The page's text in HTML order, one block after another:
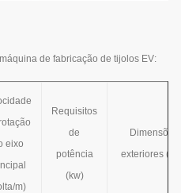
de fabricação de tijolos EV:
eixo
m)
Requisitos
de
potência
(kw)
Dimensões
exteriores